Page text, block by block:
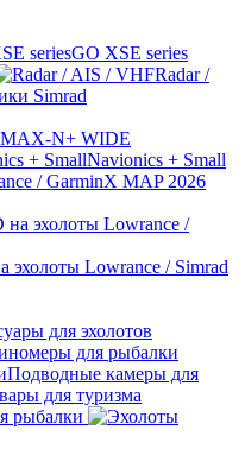
GO XSE series
Radar /
Simrad
N+ WIDE
Navionics + Small
X MAP 2026
Lowrance / Simrad
для эхолотов
для рыбалки
Подводные камеры для
для туризма
рыбалки